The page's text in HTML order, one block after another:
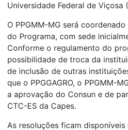
Universidade Federal de Viçosa
O PPGMM-MG será
do Programa, com sede
Conforme o regulamento do
possibilidade de troca da
de inclusão de outras
que o PPGGAGRO, o PPGMM-
a aprovação do Consun e de
CTC-ES da Capes.
As resoluções ficam disponíveis